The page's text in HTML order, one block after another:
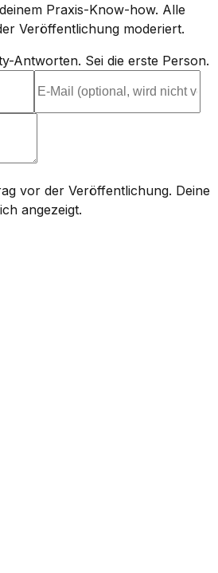
Praxis-Know-how. Alle
Veröffentlichung moderiert.
Antworten. Sei die erste Person.
vor der Veröffentlichung. Deine
angezeigt.